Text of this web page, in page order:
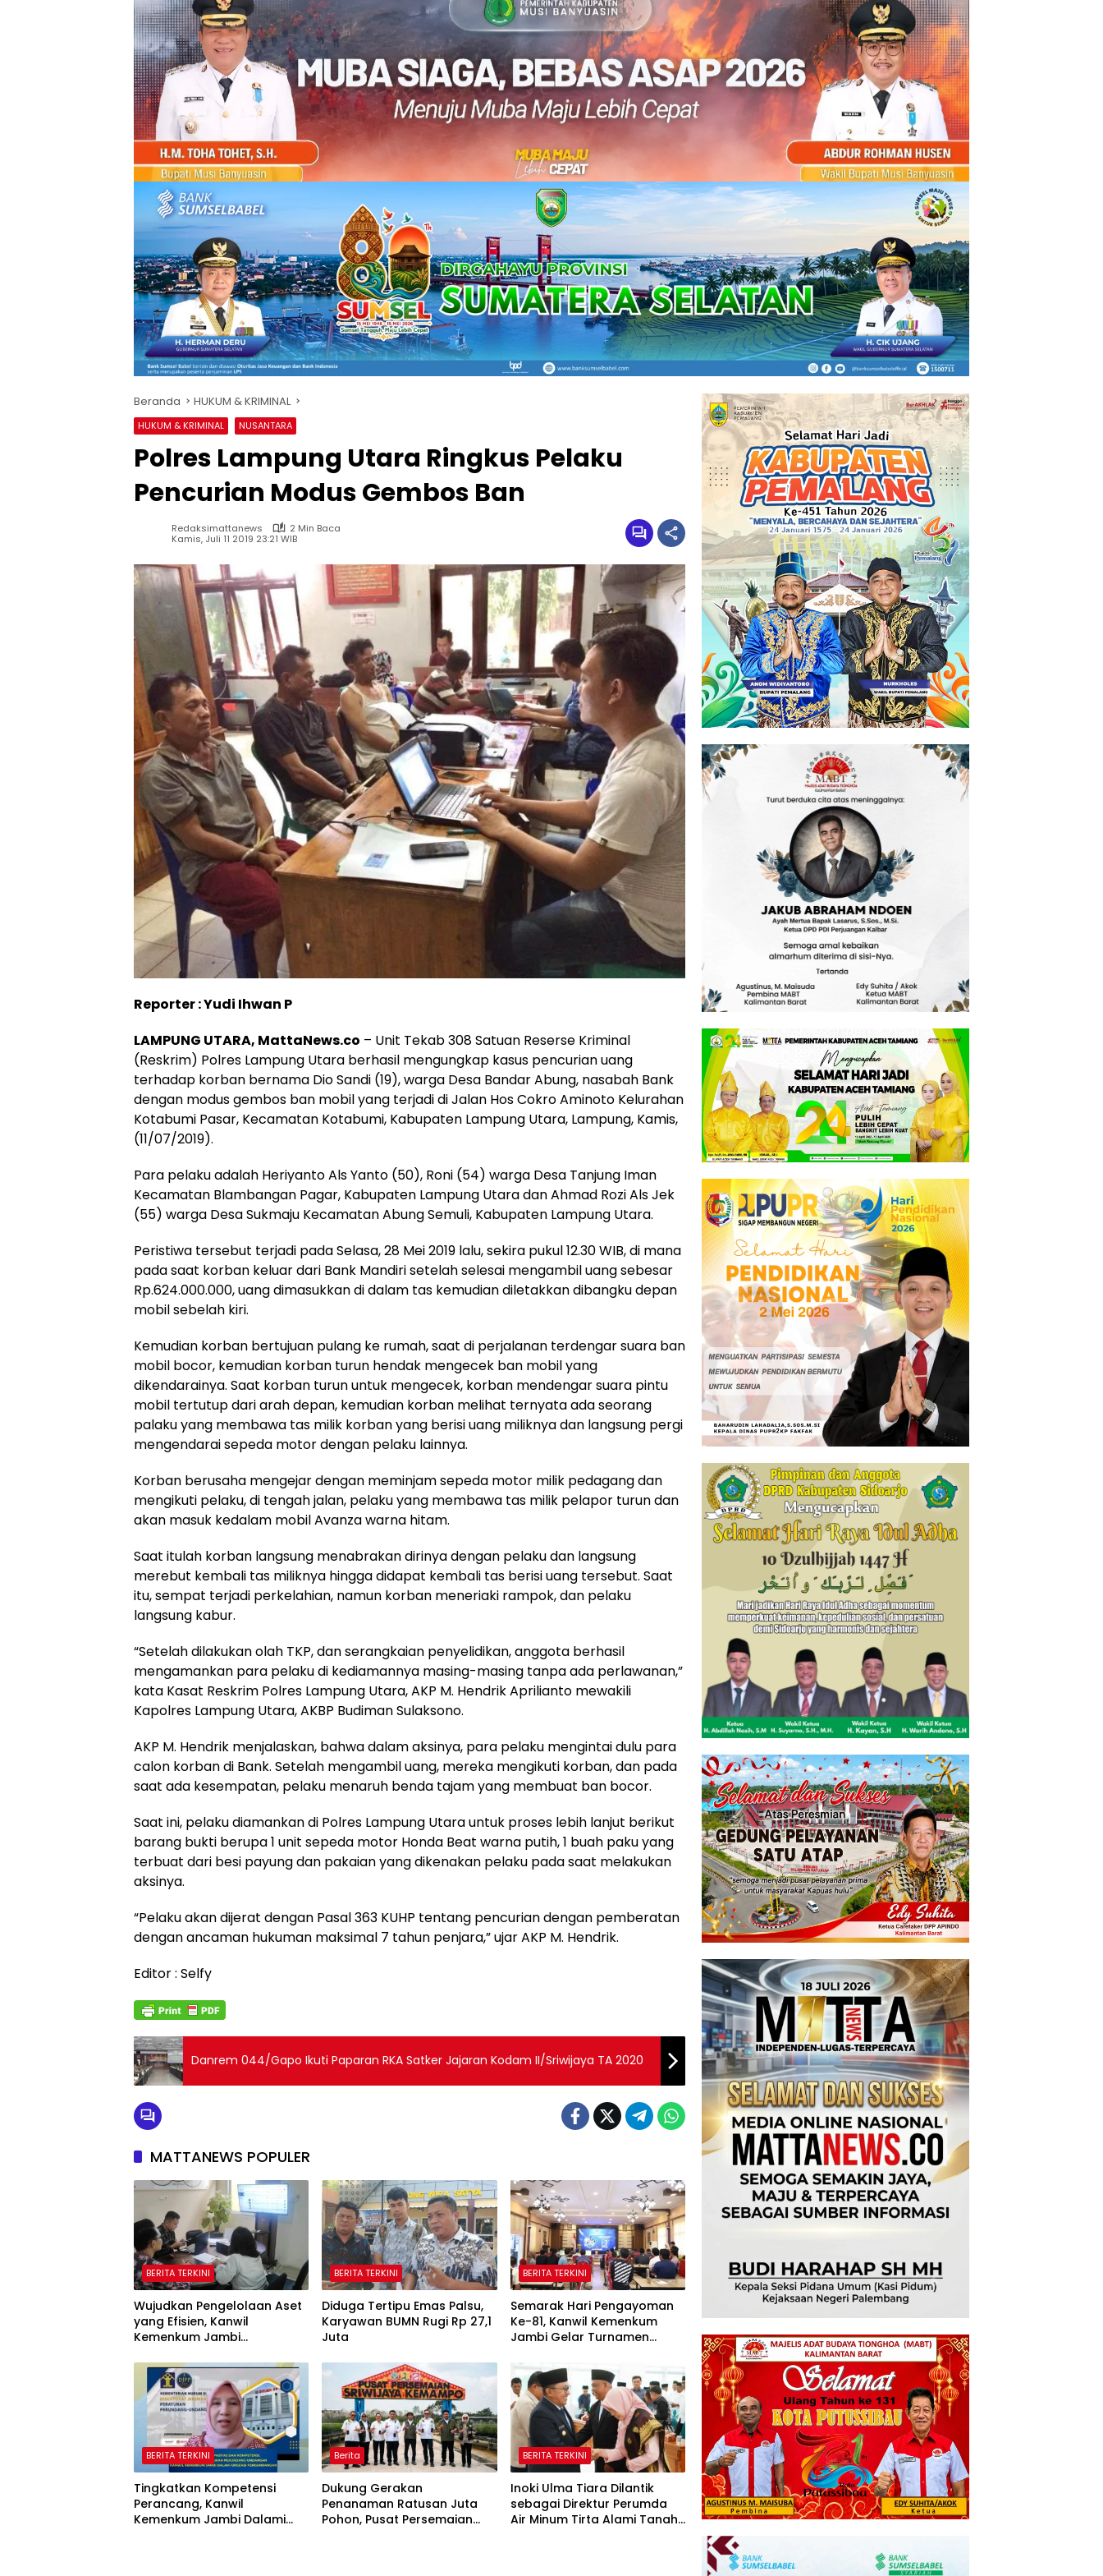
Beranda HUKUM & KRIMINAL
HUKUM & KRIMINAL NUSANTARA
Polres Lampung Utara Ringkus Pelaku
Pencurian Modus Gembos Ban
Redaksimattanews
2 Min Baca
Kamis, Juli 11 2019 23:21 WIB
Reporter : Yudi Ihwan P
LAMPUNG UTARA, MattaNews.co – Unit Tekab 308 Satuan Reserse Kriminal
(Reskrim) Polres Lampung Utara berhasil mengungkap kasus pencurian uang
terhadap korban bernama Dio Sandi (19), warga Desa Bandar Abung, nasabah Bank
dengan modus gembos ban mobil yang terjadi di Jalan Hos Cokro Aminoto Kelurahan
Kotabumi Pasar, Kecamatan Kotabumi, Kabupaten Lampung Utara, Lampung, Kamis,
(11/07/2019).
Para pelaku adalah Heriyanto Als Yanto (50), Roni (54) warga Desa Tanjung Iman
Kecamatan Blambangan Pagar, Kabupaten Lampung Utara dan Ahmad Rozi Als Jek
(55) warga Desa Sukmaju Kecamatan Abung Semuli, Kabupaten Lampung Utara.
Peristiwa tersebut terjadi pada Selasa, 28 Mei 2019 lalu, sekira pukul 12.30 WIB, di mana
pada saat korban keluar dari Bank Mandiri setelah selesai mengambil uang sebesar
Rp.624.000.000, uang dimasukkan di dalam tas kemudian diletakkan dibangku depan
mobil sebelah kiri.
Kemudian korban bertujuan pulang ke rumah, saat di perjalanan terdengar suara ban
mobil bocor, kemudian korban turun hendak mengecek ban mobil yang
dikendarainya. Saat korban turun untuk mengecek, korban mendengar suara pintu
mobil tertutup dari arah depan, kemudian korban melihat ternyata ada seorang
palaku yang membawa tas milik korban yang berisi uang miliknya dan langsung pergi
mengendarai sepeda motor dengan pelaku lainnya.
Korban berusaha mengejar dengan meminjam sepeda motor milik pedagang dan
mengikuti pelaku, di tengah jalan, pelaku yang membawa tas milik pelapor turun dan
akan masuk kedalam mobil Avanza warna hitam.
Saat itulah korban langsung menabrakan dirinya dengan pelaku dan langsung
merebut kembali tas miliknya hingga didapat kembali tas berisi uang tersebut. Saat
itu, sempat terjadi perkelahian, namun korban meneriaki rampok, dan pelaku
langsung kabur.
“Setelah dilakukan olah TKP, dan serangkaian penyelidikan, anggota berhasil
mengamankan para pelaku di kediamannya masing-masing tanpa ada perlawanan,”
kata Kasat Reskrim Polres Lampung Utara, AKP M. Hendrik Aprilianto mewakili
Kapolres Lampung Utara, AKBP Budiman Sulaksono.
AKP M. Hendrik menjalaskan, bahwa dalam aksinya, para pelaku mengintai dulu para
calon korban di Bank. Setelah mengambil uang, mereka mengikuti korban, dan pada
saat ada kesempatan, pelaku menaruh benda tajam yang membuat ban bocor.
Saat ini, pelaku diamankan di Polres Lampung Utara untuk proses lebih lanjut berikut
barang bukti berupa 1 unit sepeda motor Honda Beat warna putih, 1 buah paku yang
terbuat dari besi payung dan pakaian yang dikenakan pelaku pada saat melakukan
aksinya.
“Pelaku akan dijerat dengan Pasal 363 KUHP tentang pencurian dengan pemberatan
dengan ancaman hukuman maksimal 7 tahun penjara,” ujar AKP M. Hendrik.
Editor : Selfy
Danrem 044/Gapo Ikuti Paparan RKA Satker Jajaran Kodam II/Sriwijaya TA 2020
MATTANEWS POPULER
BERITA TERKINI
Wujudkan Pengelolaan Aset
yang Efisien, Kanwil
Kemenkum Jambi
Secara Transparan
BERITA TERKINI
Diduga Tertipu Emas Palsu,
Karyawan BUMN Rugi Rp 27,1
Juta
BERITA TERKINI
Semarak Hari Pengayoman
Ke-81, Kanwil Kemenkum
Jambi Gelar Turnamen
BERITA TERKINI
Tingkatkan Kompetensi
Perancang, Kanwil
Kemenkum Jambi Dalami
Berita
Dukung Gerakan
Penanaman Ratusan Juta
Pohon, Pusat Persemaian
BERITA TERKINI
Inoki Ulma Tiara Dilantik
sebagai Direktur Perumda
Air Minum Tirta Alami Tanah